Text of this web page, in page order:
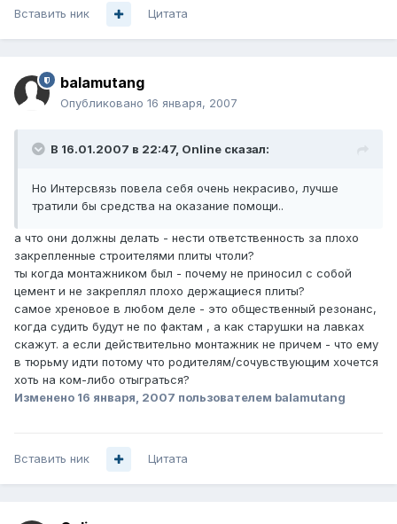
Вставить ник Цитата
balamutang
Опубликовано 16 января, 2007
В 16.01.2007 в 22:47, Online сказал:
Но Интерсвязь повела себя очень некрасиво, лучше
тратили бы средства на оказание помощи..
а что они должны делать - нести ответственность за плохо
закрепленные строителями плиты чтоли?
ты когда монтажником был - почему не приносил с собой
цемент и не закреплял плохо держащиеся плиты?
самое хреновое в любом деле - это общественный резонанс,
когда судить будут не по фактам , а как старушки на лавках
скажут. а если действительно монтажник не причем - что ему
в тюрьму идти потому что родителям/сочувствующим хочется
хоть на ком-либо отыграться?
Изменено 16 января, 2007 пользователем balamutang
Вставить ник Цитата